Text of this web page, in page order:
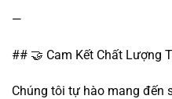
—
## 🤝 Cam Kết Chất Lượng
Chúng tôi tự hào mang đến